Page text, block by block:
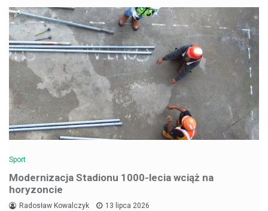
Sport
Modernizacja Stadionu 1000-lecia wciąż na
horyzoncie
Radosław Kowalczyk 13 lipca 2026